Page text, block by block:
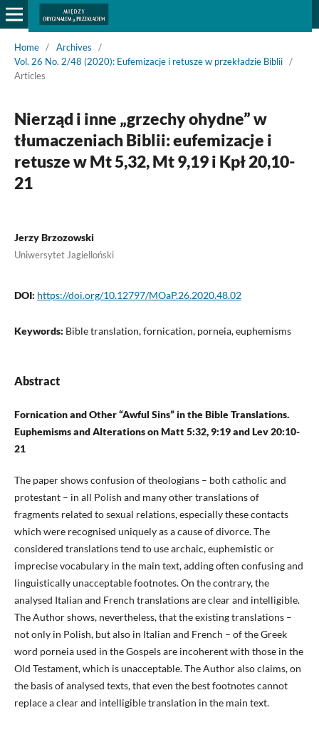
Home / Archives
/
Vol. 26 No. 2/48 (2020): Eufemizacje i retusze w przekładzie Biblii /
Articles
Nierząd i inne „grzechy ohydne” w
tłumaczeniach Biblii: eufemizacje i
retusze w Mt 5,32, Mt 9,19 i Kpł 20,10-
21
Jerzy Brzozowski
Uniwersytet Jagielloński
DOI: https://doi.org/10.12797/MOaP.26.2020.48.02
Keywords: Bible translation, fornication, porneia, euphemisms
Abstract
Fornication and Other “Awful Sins” in the Bible Translations.
Euphemisms and Alterations on Matt 5:32, 9:19 and Lev 20:10-
21
The paper shows confusion of theologians – both catholic and
protestant – in all Polish and many other translations of
fragments related to sexual relations, especially these contacts
which were recognised uniquely as a cause of divorce. The
considered translations tend to use archaic, euphemistic or
imprecise vocabulary in the main text, adding often confusing and
linguistically unacceptable footnotes. On the contrary, the
analysed Italian and French translations are clear and intelligible.
The Author shows, nevertheless, that the existing translations –
not only in Polish, but also in Italian and French – of the Greek
word porneia used in the Gospels are incoherent with those in the
Old Testament, which is unacceptable. The Author also claims, on
the basis of analysed texts, that even the best footnotes cannot
replace a clear and intelligible translation in the main text.